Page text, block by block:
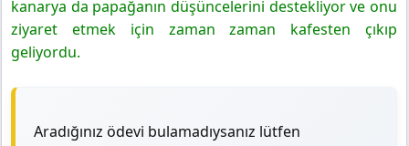
kanarya da papağanın düşüncelerini destekliyor ve onu
ziyaret etmek için zaman zaman kafesten çıkıp
geliyordu.
Aradığınız ödevi bulamadıysanız lütfen